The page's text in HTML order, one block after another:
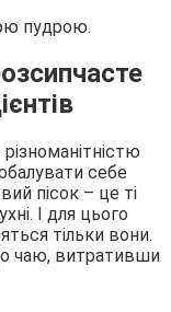
пудрою.
себе
пісок – це ті
І для цього
тільки вони.
чаю, витративши